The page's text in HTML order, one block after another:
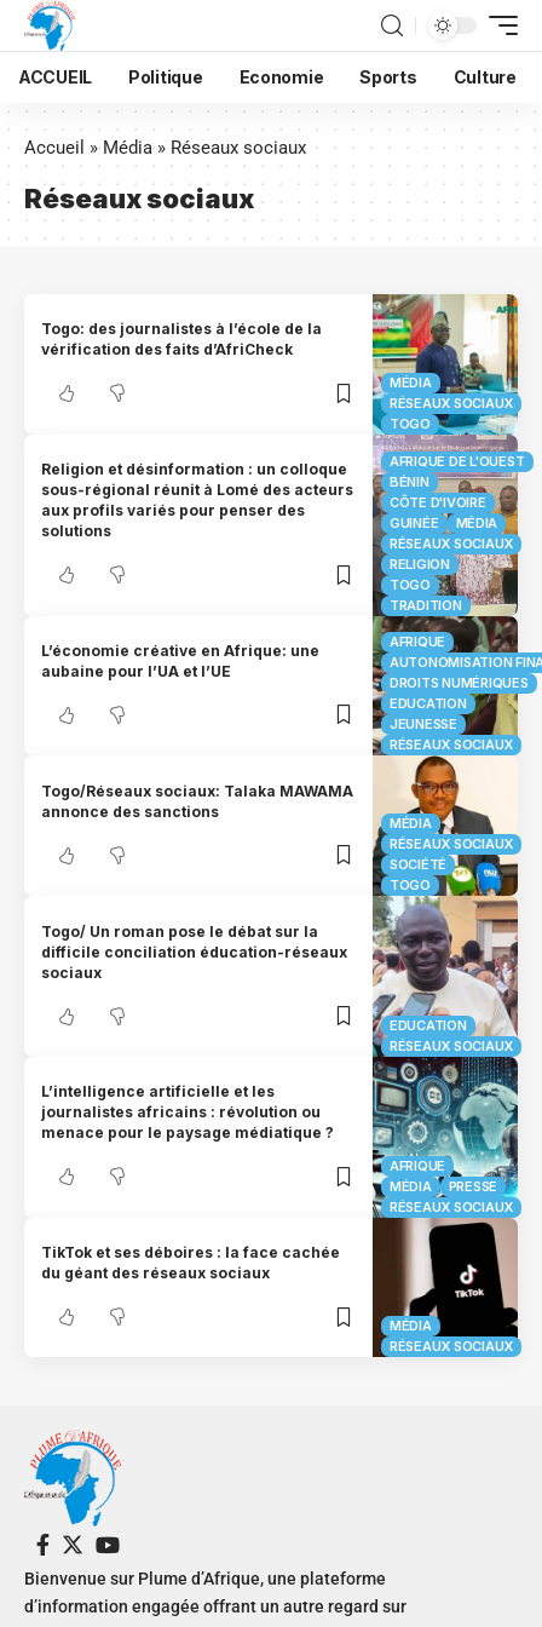
ACCUEIL Politique Economie Sports Culture
Accueil »Média» Réseaux sociaux
Réseaux sociaux
MÉDIA
RÉSEAUX SOCIAUX
TOGO
Togo: des journalistes à l’école de la
vérification des faits d’AfriCheck
AFRIQUE DE L'OUEST
BÉNIN
CÔTE D'IVOIRE
GUINÉE
MÉDIA
RÉSEAUX SOCIAUX
RELIGION
TOGO
TRADITION
Religion et désinformation : un colloque
sous-régional réunit à Lomé des acteurs
aux profils variés pour penser des
solutions
AFRIQUE
AUTONOMISATION
DROITS NUMÉRIQUES
EDUCATION
JEUNESSE
RÉSEAUX SOCIAUX
L’économie créative en Afrique: une
aubaine pour l’UA et l’UE
MÉDIA
RÉSEAUX SOCIAUX
SOCIÉTÉ
TOGO
Togo/Réseaux sociaux: Talaka MAWAMA
annonce des sanctions
EDUCATION
RÉSEAUX SOCIAUX
Togo/ Un roman pose le débat sur la
difficile conciliation éducation-réseaux
sociaux
AFRIQUE
MÉDIA
PRESSE
RÉSEAUX SOCIAUX
L’intelligence artificielle et les
journalistes africains : révolution ou
menace pour le paysage médiatique ?
MÉDIA
RÉSEAUX SOCIAUX
TikTok et ses déboires : la face cachée
du géant des réseaux sociaux
Bienvenue sur Plume d’Afrique, une plateforme
d’information engagée offrant un autre regard sur